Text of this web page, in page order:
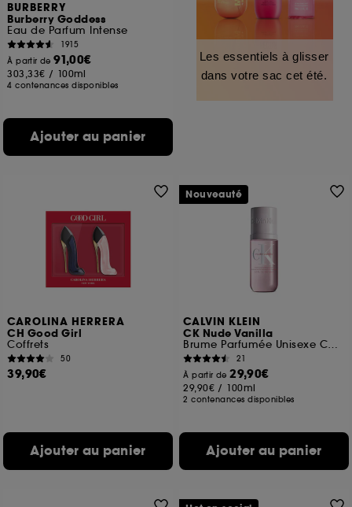
BURBERRY
Burberry Goddess
Eau de Parfum Intense
1915
À partir de91,00€
303,33€ / 100ml
4 contenances disponibles
Ajouter au panier
Les essentiels à glisser
dans votre sac cet été.
CAROLINA HERRERA
CH Good Girl
Coffrets
50
39,90€
Ajouter au panier
CALVIN KLEIN
CK Nude Vanilla
Brume Parfumée Unisexe Corps & Cheveux
21
À partir de29,90€
29,90€ / 100ml
2 contenances disponibles
Ajouter au panier
Nouveauté